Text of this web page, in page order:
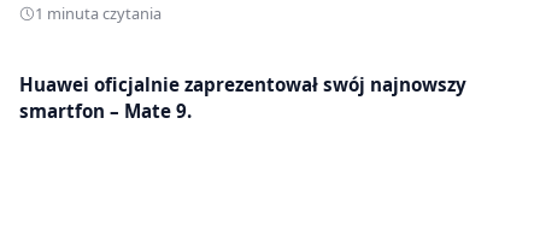
1 minuta czytania
Huawei oficjalnie zaprezentował swój najnowszy
smartfon – Mate 9.